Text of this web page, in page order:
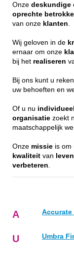
Onze deskundige
oprechte
van onze klanten
Wij geloven in de
ernaar om onze
bij het realiseren
Bij ons kunt u
uw behoeften en
Of u nu individueel
organisatie zoekt
maatschappelijk
Onze missie is om
kwaliteit van leven
verbeteren
A Accurate
U Umbra